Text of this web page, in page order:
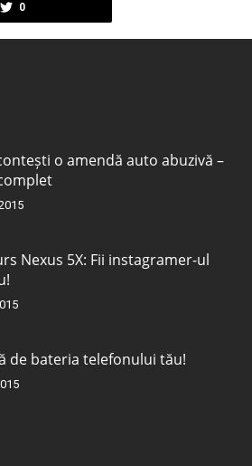
0
o amendă auto abuzivă –
Nexus 5X: Fii instagramer-ul
de bateria telefonului tău!